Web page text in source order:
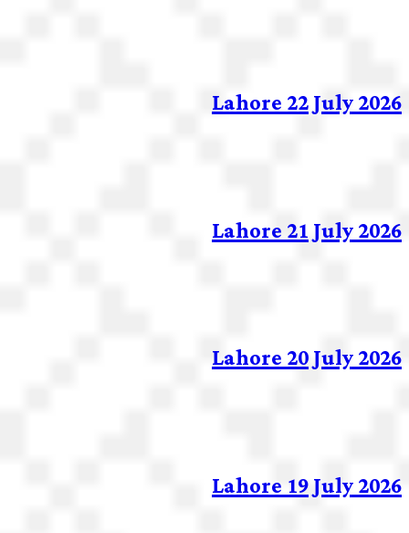
Lahore 22 July 2026
Lahore 21 July 2026
Lahore 20 July 2026
Lahore 19 July 2026